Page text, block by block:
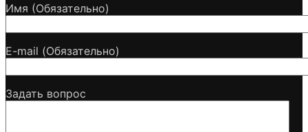
Имя (Обязательно)
E-mail (Обязательно)
Задать вопрос